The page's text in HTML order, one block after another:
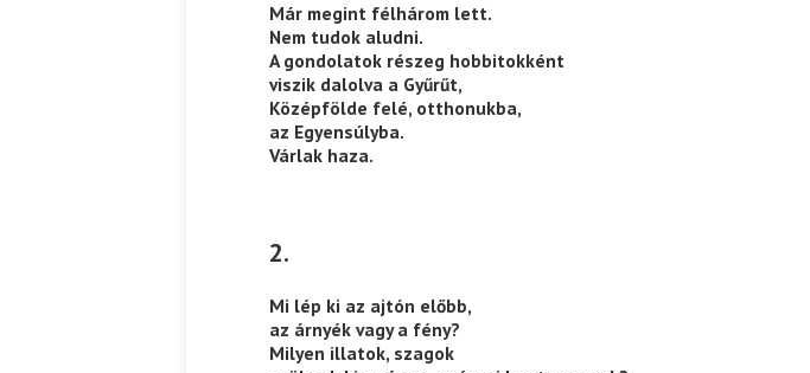
Már megint félhárom lett.
Nem tudok aludni.
A gondolatok részeg hobbitokként
viszik dalolva a Gyűrűt,
Középfölde felé, otthonukba,
az Egyensúlyba.
Várlak haza.
2.
Mi lép ki az ajtón előbb,
az árnyék vagy a fény?
Milyen illatok, szagok